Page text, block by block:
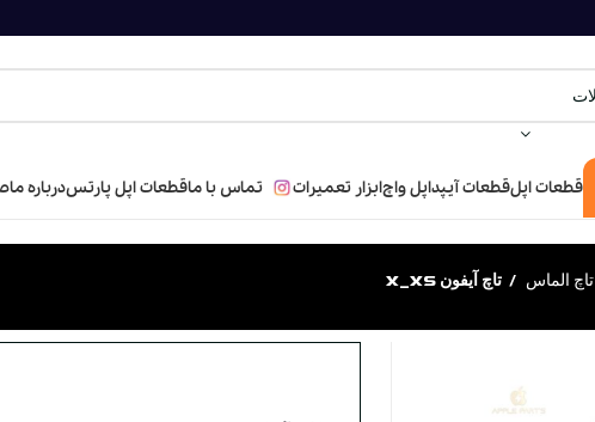
قطعات اپلقطعات آیپداپل واچابزار تعمیرات تماس با ماقطعات اپل پارتسدرباره ما
تاچ الماس تاچ آیفون X_XS